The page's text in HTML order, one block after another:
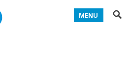
MENU